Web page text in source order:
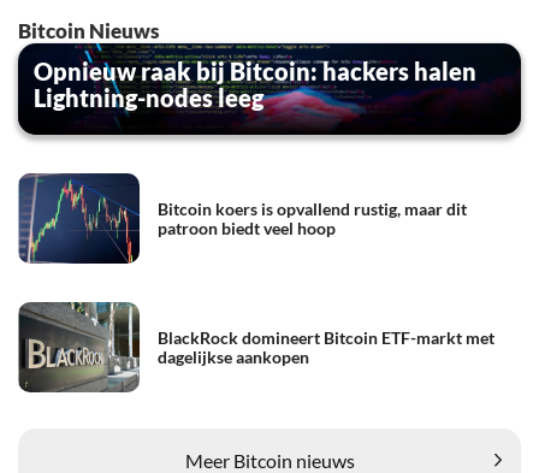
Bitcoin Nieuws
Opnieuw raak bij Bitcoin: hackers halen
Lightning-nodes leeg
Bitcoin koers is opvallend rustig, maar dit
patroon biedt veel hoop
BlackRock domineert Bitcoin ETF-markt met
dagelijkse aankopen
Meer Bitcoin nieuws